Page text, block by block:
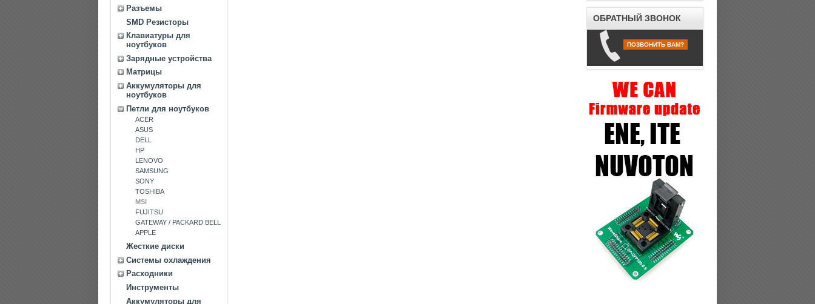
Разъемы
SMD Резисторы
Клавиатуры для
ноутбуков
Зарядные устройства
Матрицы
Аккумуляторы для
ноутбуков
Петли для ноутбуков
ACER
ASUS
DELL
HP
LENOVO
SAMSUNG
SONY
TOSHIBA
MSI
FUJITSU
GATEWAY / PACKARD BELL
APPLE
Жесткие диски
Системы охлаждения
Расходники
Инструменты
Аккумуляторы для
ОБРАТНЫЙ ЗВОНОК
ПОЗВОНИТЬ ВАМ?